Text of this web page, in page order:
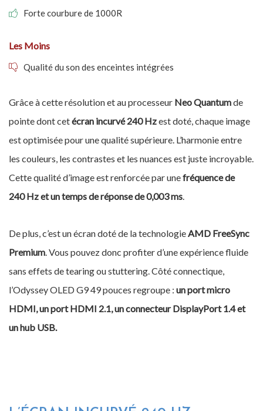
Forte courbure de 1000R
Les Moins
Qualité du son des enceintes intégrées
Grâce à cette résolution et au processeur Neo Quantumde
pointe dont cetécran incurvé 240 Hzest doté, chaque image
est optimisée pour une qualité supérieure. L’harmonie entre
les couleurs, les contrastes et les nuances est juste incroyable.
Cette qualité d’image est renforcée par unefréquence de
240 Hz et un temps de réponse de 0,003 ms.
De plus, c’est un écran doté de la technologieAMD FreeSync
Premium. Vous pouvez donc profiter d’une expérience fluide
sans effets de tearing ou stuttering. Côté connectique,
l’Odyssey OLED G9 49 pouces regroupe : un port micro
HDMI, un port HDMI 2.1, un connecteur DisplayPort 1.4 et
un hub USB.